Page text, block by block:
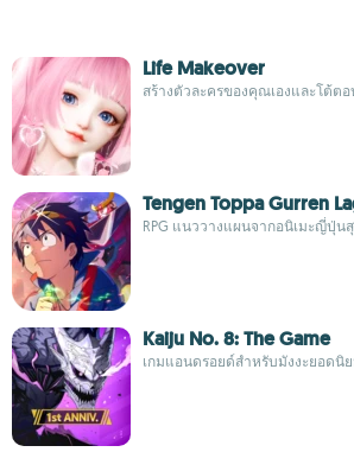
Life Makeover
สร้างตัวละครของคุณเองและโต้ต
Tengen Toppa Gurren
RPG แนววางแผนจากอนิเมะญี่ปุ่น
Kaiju No. 8: The Game
เกมแอนดรอยด์สำหรับมังงะยอดนิ